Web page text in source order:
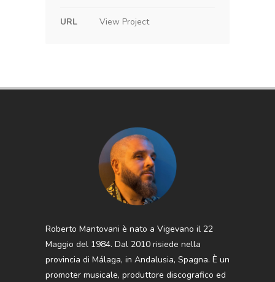
URL View Project
Roberto Mantovani è nato a Vigevano il 22
Maggio del 1984. Dal 2010 risiede nella
provincia di Málaga, in Andalusia, Spagna. È un
promoter musicale, produttore discografico ed